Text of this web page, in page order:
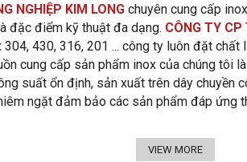
NGHIỆP KIM LONG chuyên cung cấp
đặc điểm kỹ thuật đa dạng. CÔNG TY CP
430, 316, 201 ... công ty luôn đặt
cung cấp sản phẩm inox của chúng tôi
suất ổn định, sản xuất trên dây chuyền
ngặt đảm bảo các sản phẩm đáp ứng
VIEW MORE